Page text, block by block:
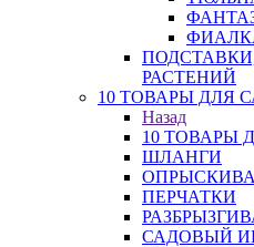
РАСТЕНИЙ
10 ТОВАРЫ ДЛЯ
Назад
10 ТОВАРЫ
ШЛАНГИ
ПЕРЧАТКИ
САДОВЫЙ